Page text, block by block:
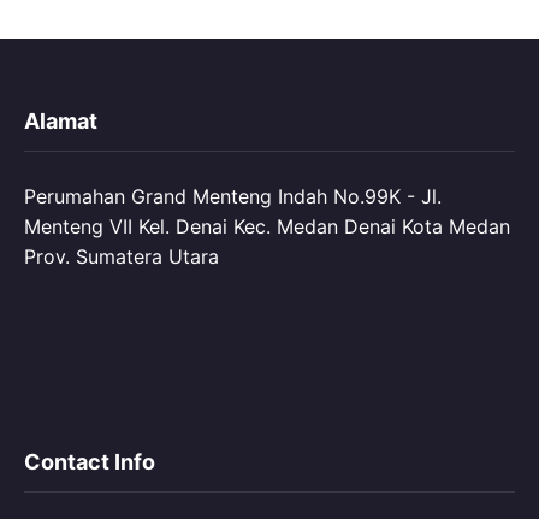
Alamat
Perumahan Grand Menteng Indah No.99K - Jl.
Menteng VII Kel. Denai Kec. Medan Denai Kota Medan
Prov. Sumatera Utara
Contact Info